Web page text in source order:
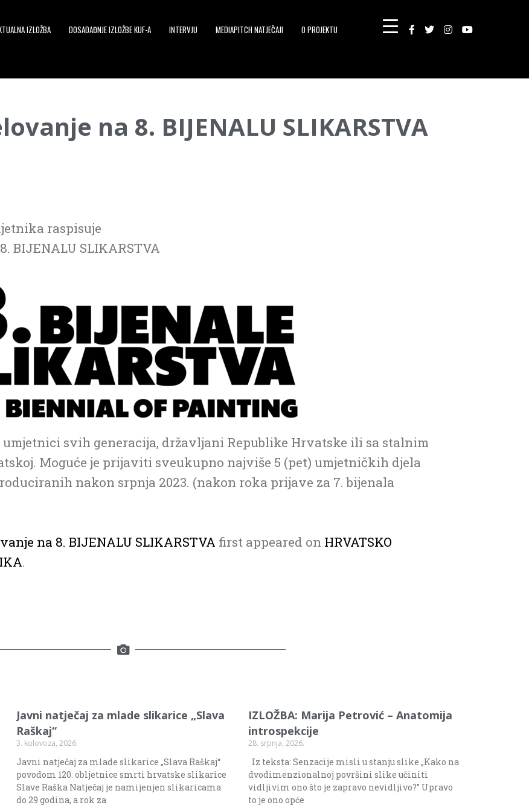
IZLOŽBA DOSADAĐNJE IZLOŽBE KUF-A INTERVJU MEDIAPITCH NATJEČAJI O PROJEKTU
na 8. BIJENALU SLIKARSTVA
raspisuje
BIJENALU SLIKARSTVA
svih generacija, državljani Republike Hrvatske ili sa stalnim
Moguće je prijaviti sveukupno najviše 5 (pet) umjetničkih djela
nakon srpnja 2023. (nakon roka prijave za 7. bijenala
na 8. BIJENALU SLIKARSTVA first appeared on HRVATSKO
.
Javni natječaj za mlade slikarice „Slava
Raškaj“
3. kolovoza, 2026.
Javni natječaj za mlade slikarice „Slava Raškaj“
povodom 120. obljetnice smrti hrvatske slikarice
Slave Raška Natječaj je namijenjen slikaricama
do 29 godina, a rok za
IZLOŽBA: Marija Petrović – Anatomija
introspekcije
28. srpnja, 2026.
Iz teksta: Senzacije misli u stanju slike „Kako na
dvodimenzionalnoj površini slike učiniti
vidljivim ono što je zapravo nevidljivo?” Upravo
to je ono opće